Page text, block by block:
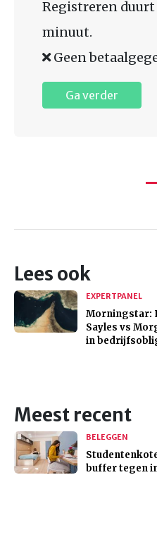
Registreren
minuut.
Geen
Ga verder
Lees ook
EXPERTPANEL
Morningstar:
Sayles vs
in
Meest recent
BELEGGEN
buffer tegen